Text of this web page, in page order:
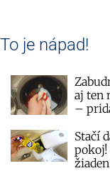
To je nápad!
aj ten
–
Stačí
pokoj!